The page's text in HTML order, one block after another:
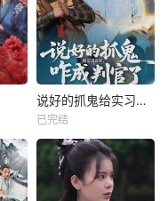
说好的抓鬼给实习证明，咋成判官了
已完结